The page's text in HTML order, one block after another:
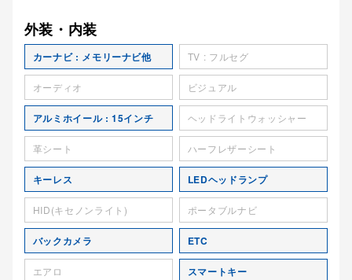
外装・内装
カーナビ : メモリーナビ他 TV : フルセグ
オーディオ ビジュアル
アルミホイール : 15インチ ヘッドライトウォッシャー
革シート ハーフレザーシート
キーレス LEDヘッドランプ
HID(キセノンライト) ポータブルナビ
バックカメラ ETC
エアロ スマートキー